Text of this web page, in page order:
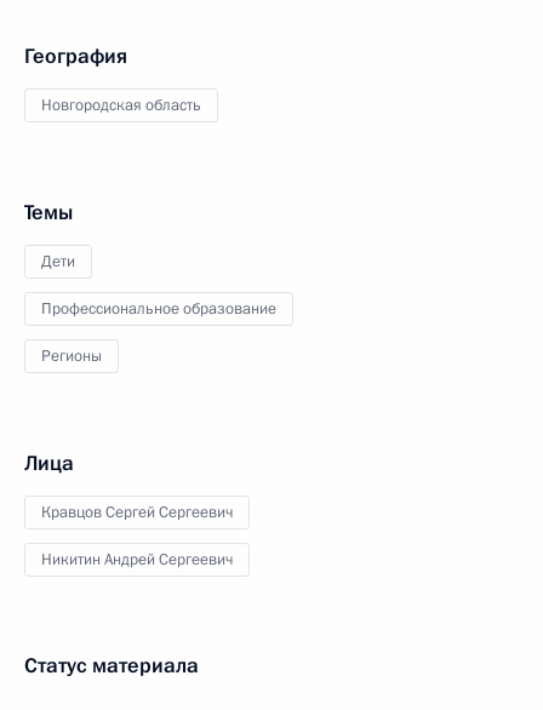
География
Новгородская область
Темы
Дети
Профессиональное образование
Регионы
Лица
Кравцов Сергей Сергеевич
Никитин Андрей Сергеевич
Статус материала